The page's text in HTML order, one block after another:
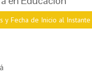
y Fecha de Inicio al Instante